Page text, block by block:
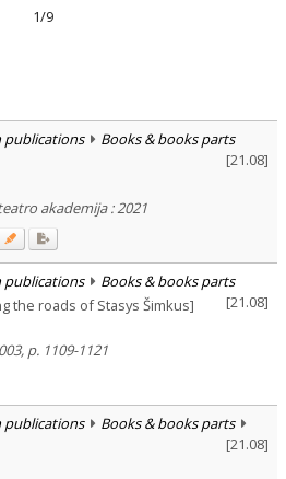
1/9
publications
Books & books parts
[21.08]
akademija : 2021
publications
Books & books parts
[21.08]
the roads of Stasys Šimkus]
p. 1109-1121
publications
Books & books parts
[21.08]